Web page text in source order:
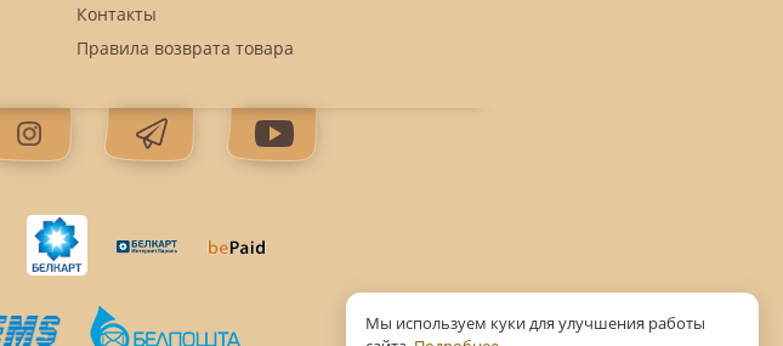
Контакты
Правила возврата товара
Мы используем куки для улучшения работы